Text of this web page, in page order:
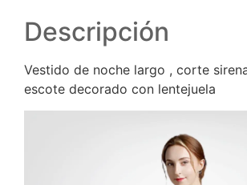
Descripción
Vestido de noche largo , corte
escote decorado con lentejuela